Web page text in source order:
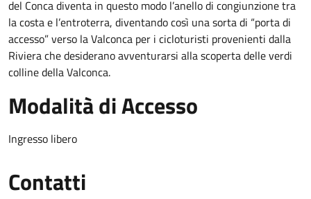
del Conca diventa in questo modo l’anello di congiunzione tra
la costa e l’entroterra, diventando così una sorta di “porta di
accesso” verso la Valconca per i cicloturisti provenienti dalla
Riviera che desiderano avventurarsi alla scoperta delle verdi
colline della Valconca.
Modalità di Accesso
Ingresso libero
Contatti